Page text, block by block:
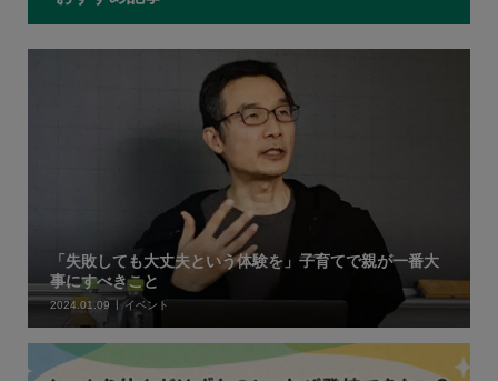
「失敗しても大丈夫という体験を」子育てで親が一番大
事にすべきこと
2024.01.09 イベント